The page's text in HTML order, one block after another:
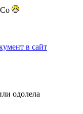
в сайт
одолела